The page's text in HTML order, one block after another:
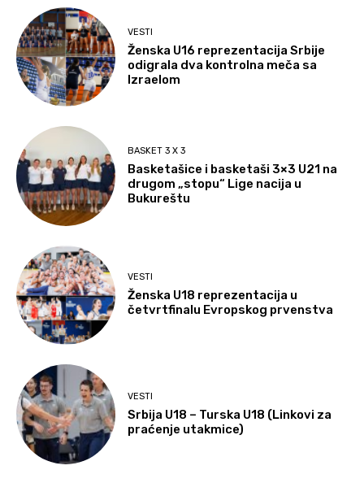
VESTI
Ženska U16 reprezentacija Srbije
odigrala dva kontrolna meča sa
Izraelom
BASKET 3 X 3
Basketašice i basketaši 3×3 U21 na
drugom „stopu“ Lige nacija u
Bukureštu
VESTI
Ženska U18 reprezentacija u
četvrtfinalu Evropskog prvenstva
VESTI
Srbija U18 – Turska U18 (Linkovi za
praćenje utakmice)